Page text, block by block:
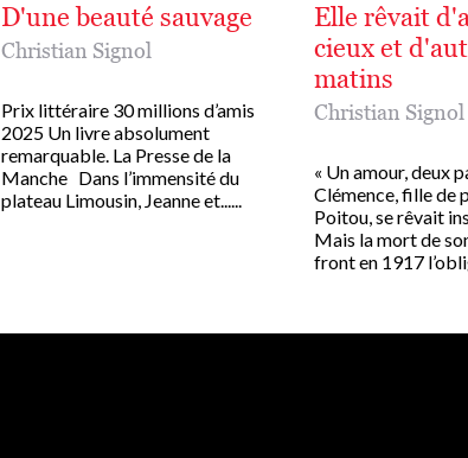
D'une beauté sauvage
Christian Signol
Prix littéraire 30 millions d’amis
2025 Un livre absolument
remarquable. La Presse de la
Manche Dans l’immensité du
plateau Limousin, Jeanne et......
Elle rêvait
cieux et
matins
Christian Signol
« Un amour, deux
Clémence, fille de
Poitou, se rêvait
Mais la mort de
front en 1917